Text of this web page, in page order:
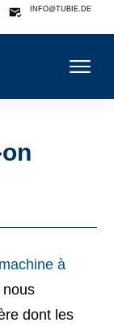
INFO@TUBIE.DE
machine à
nous
dont les